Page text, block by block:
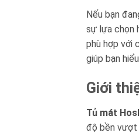
Nếu bạn
sự lựa chọn
phù hợp với
giúp bạn
Giới
Tủ mát
độ bền vượt